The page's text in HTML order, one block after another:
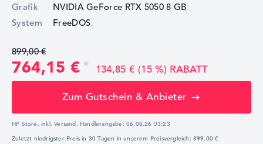
Grafik
NVIDIA GeForce RTX 50508 GB
System
FreeDOS
899,00 €
764,15 € 134,85 € (15 %) RABATT
Zum Gutschein & Anbieter
HP Store, inkl. Versand, Händlerangabe:06.08.26 03:23
Zuletzt niedrigster Preis in 30 Tagen in unserem Preisvergleich: 899,00 €